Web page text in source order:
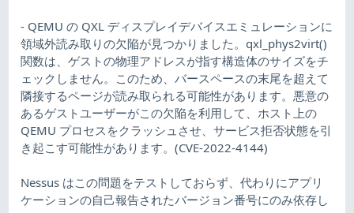
- QEMU の QXL ディスプレイデバイスエミュレーションに
領域外読み取りの欠陥が見つかりました。qxl_phys2virt()
関数は、ゲストの物理アドレスが指す構造体のサイズをチ
ェックしません。このため、バースペースの末尾を超えて
隣接するページが読み取られる可能性があります。悪意の
あるゲストユーザーがこの欠陥を利用して、ホスト上の
QEMU プロセスをクラッシュさせ、サービス拒否状態を引
き起こす可能性があります。(CVE-2022-4144)
Nessus はこの問題をテストしておらず、代わりにアプリ
ケーションの自己報告されたバージョン番号にのみ依存し